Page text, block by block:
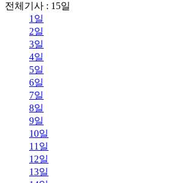
전체기사 : 15일
1일
2일
3일
4일
5일
6일
7일
8일
9일
10일
11일
12일
13일